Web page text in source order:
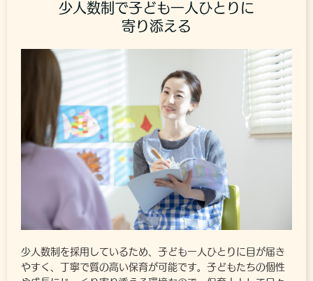
少人数制で子ども一人ひとりに
寄り添える
少人数制を採用しているため、子ども一人ひとりに目が届き
やすく、丁寧で質の高い保育が可能です。子どもたちの個性